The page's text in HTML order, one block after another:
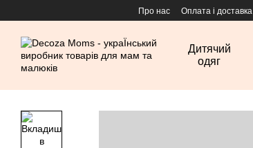
Перейти до основного контентуПро нас Оплата і доставка
Дитячий
одяг